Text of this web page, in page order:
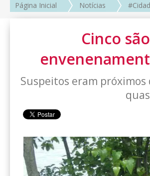
Página Inicial Notícias
Cinco
Suspeitos eram